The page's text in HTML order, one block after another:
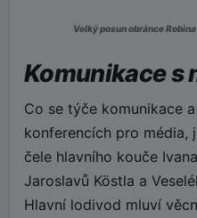
Velký posun obránce
Komunikace s
Co se týče komunikace
konferencích pro média,
čele hlavního kouče
Jaroslavů Köstla a
Hlavní lodivod mluví